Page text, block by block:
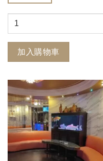
加入購物車